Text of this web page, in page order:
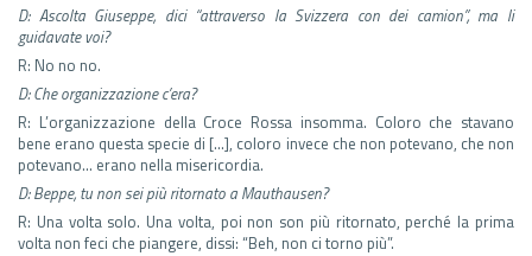
D: Ascolta Giuseppe, dici “attraverso la Svizzera con dei camion”, ma li
guidavate voi?
R: No no no.
D: Che organizzazione c’era?
R: L’organizzazione della Croce Rossa insomma. Coloro che stavano
bene erano questa specie di […], coloro invece che non potevano, che non
potevano… erano nella misericordia.
D: Beppe, tu non sei più ritornato a Mauthausen?
R: Una volta solo. Una volta, poi non son più ritornato, perché la prima
volta non feci che piangere, dissi: “Beh, non ci torno più”.